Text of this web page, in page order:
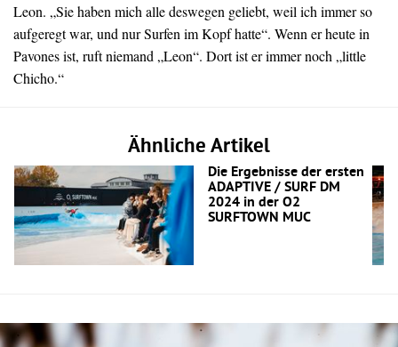
Leon. „Sie haben mich alle deswegen geliebt, weil ich immer so
aufgeregt war, und nur Surfen im Kopf hatte“. Wenn er heute in
Pavones ist, ruft niemand „Leon“. Dort ist er immer noch „little
Chicho.“
Ähnliche Artikel
Die Ergebnisse der ersten
ADAPTIVE / SURF DM
2024 in der O2
SURFTOWN MUC